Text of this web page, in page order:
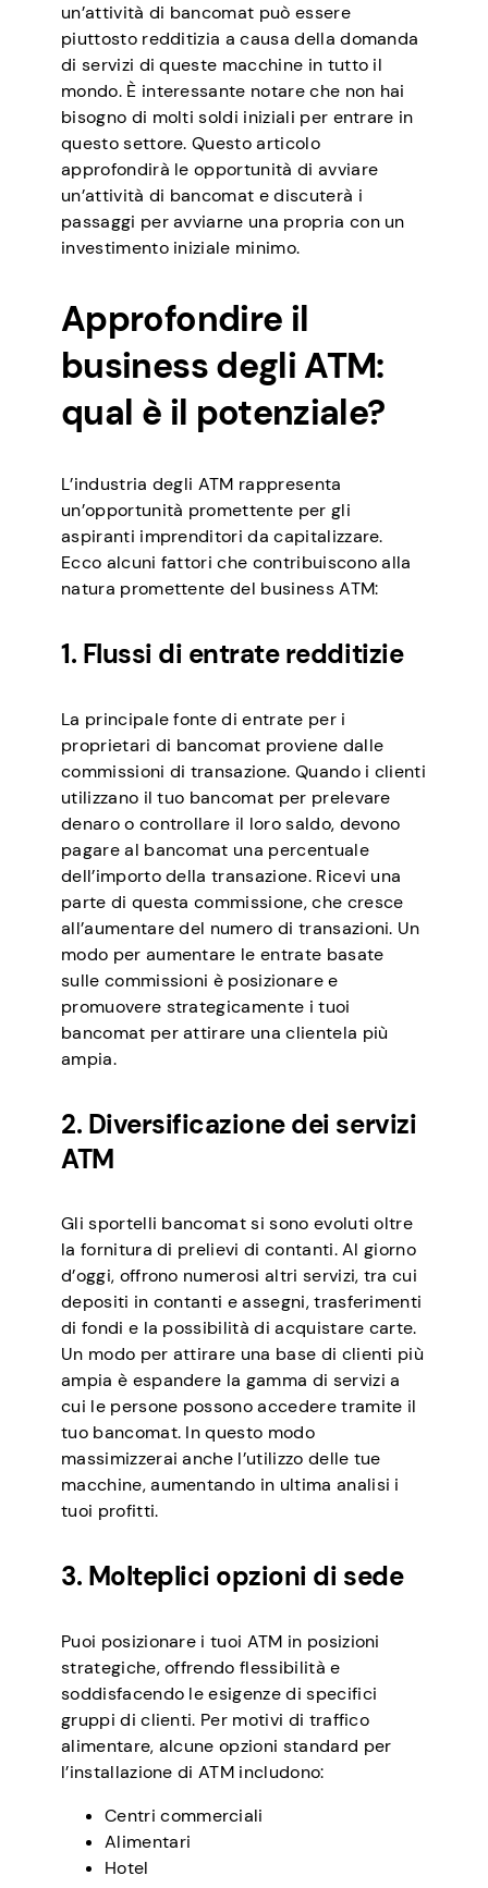
un’attività di bancomat può essere
piuttosto redditizia a causa della domanda
di servizi di queste macchine in tutto il
mondo. È interessante notare che non hai
bisogno di molti soldi iniziali per entrare in
questo settore. Questo articolo
approfondirà le opportunità di avviare
un’attività di bancomat e discuterà i
passaggi per avviarne una propria con un
investimento iniziale minimo.
Approfondire il
business degli ATM:
qual è il potenziale?
L’industria degli ATM rappresenta
un’opportunità promettente per gli
aspiranti imprenditori da capitalizzare.
Ecco alcuni fattori che contribuiscono alla
natura promettente del business ATM:
1. Flussi di entrate redditizie
La principale fonte di entrate per i
proprietari di bancomat proviene dalle
commissioni di transazione. Quando i clienti
utilizzano il tuo bancomat per prelevare
denaro o controllare il loro saldo, devono
pagare al bancomat una percentuale
dell’importo della transazione. Ricevi una
parte di questa commissione, che cresce
all’aumentare del numero di transazioni. Un
modo per aumentare le entrate basate
sulle commissioni è posizionare e
promuovere strategicamente i tuoi
bancomat per attirare una clientela più
ampia.
2. Diversificazione dei servizi
ATM
Gli sportelli bancomat si sono evoluti oltre
la fornitura di prelievi di contanti. Al giorno
d’oggi, offrono numerosi altri servizi, tra cui
depositi in contanti e assegni, trasferimenti
di fondi e la possibilità di acquistare carte.
Un modo per attirare una base di clienti più
ampia è espandere la gamma di servizi a
cui le persone possono accedere tramite il
tuo bancomat. In questo modo
massimizzerai anche l’utilizzo delle tue
macchine, aumentando in ultima analisi i
tuoi profitti.
3. Molteplici opzioni di sede
Puoi posizionare i tuoi ATM in posizioni
strategiche, offrendo flessibilità e
soddisfacendo le esigenze di specifici
gruppi di clienti. Per motivi di traffico
alimentare, alcune opzioni standard per
l’installazione di ATM includono:
Centri commerciali
Alimentari
Hotel